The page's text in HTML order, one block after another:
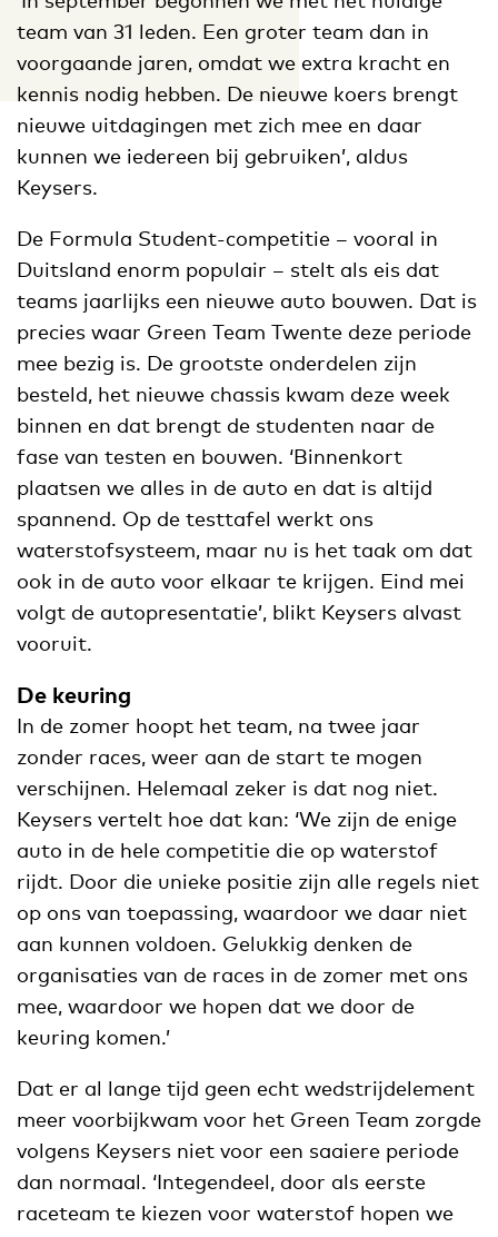
team van 31 leden. Een groter team dan in
voorgaande jaren, omdat we extra kracht en
kennis nodig hebben. De nieuwe koers brengt
nieuwe uitdagingen met zich mee en daar
kunnen we iedereen bij gebruiken’, aldus
Keysers.
De Formula Student-competitie – vooral in
Duitsland enorm populair – stelt als eis dat
teams jaarlijks een nieuwe auto bouwen. Dat is
precies waar Green Team Twente deze periode
mee bezig is. De grootste onderdelen zijn
besteld, het nieuwe chassis kwam deze week
binnen en dat brengt de studenten naar de
fase van testen en bouwen. ‘Binnenkort
plaatsen we alles in de auto en dat is altijd
spannend. Op de testtafel werkt ons
waterstofsysteem, maar nu is het taak om dat
ook in de auto voor elkaar te krijgen. Eind mei
volgt de autopresentatie’, blikt Keysers alvast
vooruit.
De keuring
In de zomer hoopt het team, na twee jaar
zonder races, weer aan de start te mogen
verschijnen. Helemaal zeker is dat nog niet.
Keysers vertelt hoe dat kan: ‘We zijn de enige
auto in de hele competitie die op waterstof
rijdt. Door die unieke positie zijn alle regels niet
op ons van toepassing, waardoor we daar niet
aan kunnen voldoen. Gelukkig denken de
organisaties van de races in de zomer met ons
mee, waardoor we hopen dat we door de
keuring komen.’
Dat er al lange tijd geen echt wedstrijdelement
meer voorbijkwam voor het Green Team zorgde
volgens Keysers niet voor een saaiere periode
dan normaal. ‘Integendeel, door als eerste
raceteam te kiezen voor waterstof hopen we